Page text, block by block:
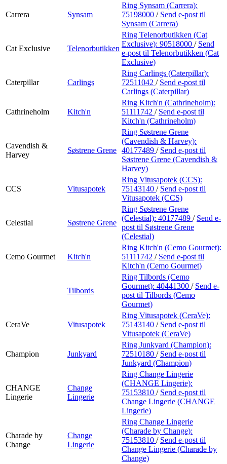
Carrera Synsam
Ring Synsam (Carrera):
75198000 / Send e-post til
Synsam (Carrera)
Cat Exclusive Telenorbutikken
Ring Telenorbutikken (Cat
Exclusive): 90518000 / Send
e-post til Telenorbutikken (Cat
Exclusive)
Caterpillar Carlings
Ring Carlings (Caterpillar):
72511042 / Send e-post til
Carlings (Caterpillar)
Cathrineholm Kitch'n
Ring Kitch'n (Cathrineholm):
51111742 / Send e-post til
Kitch'n (Cathrineholm)
Cavendish &
Harvey
Søstrene Grene
Ring Søstrene Grene
(Cavendish & Harvey):
40177489 / Send e-post til
Søstrene Grene (Cavendish &
Harvey)
CCS Vitusapotek
Ring Vitusapotek (CCS):
75143140 / Send e-post til
Vitusapotek (CCS)
Celestial Søstrene Grene
Ring Søstrene Grene
(Celestial): 40177489 / Send e-
post til Søstrene Grene
(Celestial)
Cemo Gourmet Kitch'n
Ring Kitch'n (Cemo Gourmet):
51111742 / Send e-post til
Kitch'n (Cemo Gourmet)
Tilbords
Ring Tilbords (Cemo
Gourmet): 40441300 / Send e-
post til Tilbords (Cemo
Gourmet)
CeraVe Vitusapotek
Ring Vitusapotek (CeraVe):
75143140 / Send e-post til
Vitusapotek (CeraVe)
Champion Junkyard
Ring Junkyard (Champion):
72510180 / Send e-post til
Junkyard (Champion)
CHANGE
Lingerie
Change
Lingerie
Ring Change Lingerie
(CHANGE Lingerie):
75153810 / Send e-post til
Change Lingerie (CHANGE
Lingerie)
Charade by
Change
Change
Lingerie
Ring Change Lingerie
(Charade by Change):
75153810 / Send e-post til
Change Lingerie (Charade by
Change)